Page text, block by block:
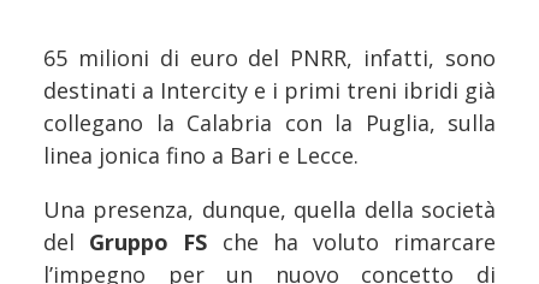
65 milioni di euro del PNRR, infatti, sono
destinati a Intercity e i primi treni ibridi già
collegano la Calabria con la Puglia, sulla
linea jonica fino a Bari e Lecce.
Una presenza, dunque, quella della società
del Gruppo FS che ha voluto rimarcare
l’impegno per un nuovo concetto di